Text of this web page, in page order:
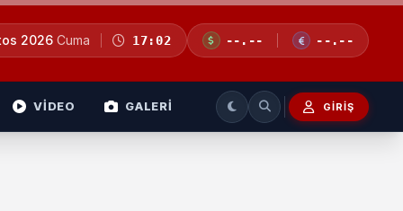
2026 Cuma 17:02 --.-- --.--
VİDEO GALERİ GIRIŞ